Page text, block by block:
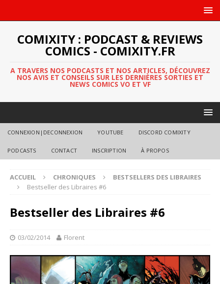
COMIXITY : PODCAST & REVIEWS
COMICS - COMIXITY.FR
A TRAVERS NOS PODCASTS ET NOS ARTICLES, DÉCOUVREZ
NOS AVIS ET CONSEILS SUR LES DERNIÈRES SORTIES ET
NEWS COMICS VO ET VF
CONNEXION|DECONNEXION YOUTUBE DISCORD COMIXITY
PODCASTS CONTACT INSCRIPTION À PROPOS
ACCUEIL CHRONIQUES
BESTSELLERS DES LIBRAIRES
Bestseller des Libraires #6
Bestseller des Libraires #6
03/02/2014 Florent